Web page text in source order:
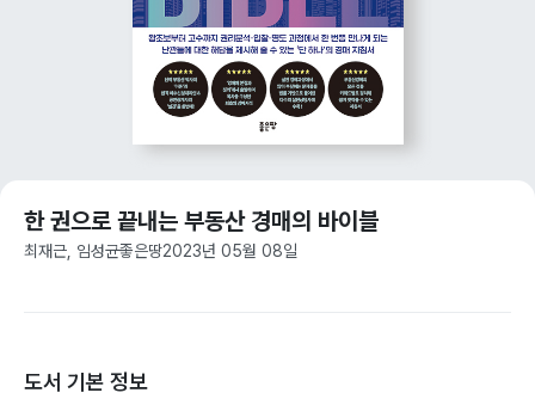
한 권으로 끝내는 부동산 경매의 바이블
최재근, 임성균좋은땅2023년 05월 08일
도서 기본 정보